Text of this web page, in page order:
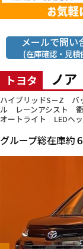
メールで問い
(在庫確認・見積
トヨタ ノア
ハイブリッドS－Z
ル レーンアシスト 衝
オートライト LEDヘ
グループ総在庫約